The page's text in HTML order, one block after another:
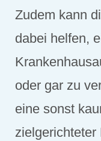
Zudem kann
dabei helfen,
oder gar zu
eine sonst
zielgerichteter